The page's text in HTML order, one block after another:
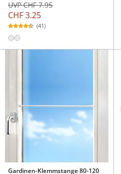
CHF 3.25
UVP CHF 7.95
(41)
Gardinen-Klemmstange 80-120